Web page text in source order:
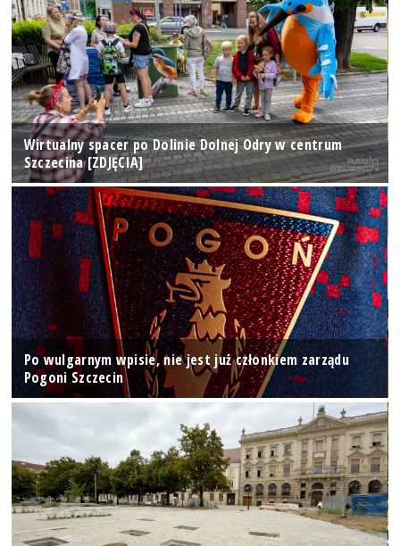
Wirtualny spacer po Dolinie Dolnej Odry w centrum
Szczecina [ZDJĘCIA]
Po wulgarnym wpisie, nie jest już członkiem zarządu
Pogoni Szczecin